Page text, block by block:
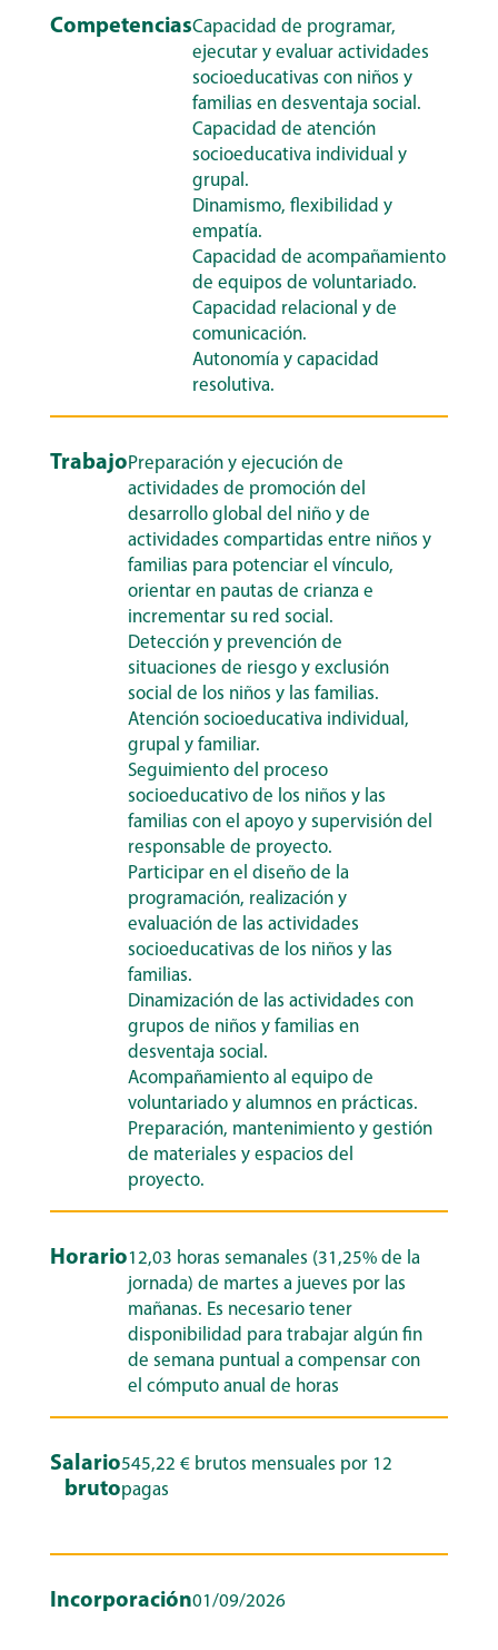
CompetenciasCapacidad de programar,
ejecutar y evaluar actividades
socioeducativas con niños y
familias en desventaja social.
Capacidad de atención
socioeducativa individual y
grupal.
Dinamismo, flexibilidad y
empatía.
Capacidad de acompañamiento
de equipos de voluntariado.
Capacidad relacional y de
comunicación.
Autonomía y capacidad
resolutiva.
TrabajoPreparación y ejecución de
actividades de promoción del
desarrollo global del niño y de
actividades compartidas entre niños y
familias para potenciar el vínculo,
orientar en pautas de crianza e
incrementar su red social.
Detección y prevención de
situaciones de riesgo y exclusión
social de los niños y las familias.
Atención socioeducativa individual,
grupal y familiar.
Seguimiento del proceso
socioeducativo de los niños y las
familias con el apoyo y supervisión del
responsable de proyecto.
Participar en el diseño de la
programación, realización y
evaluación de las actividades
socioeducativas de los niños y las
familias.
Dinamización de las actividades con
grupos de niños y familias en
desventaja social.
Acompañamiento al equipo de
voluntariado y alumnos en prácticas.
Preparación, mantenimiento y gestión
de materiales y espacios del
proyecto.
Horario12,03 horas semanales (31,25% de la
jornada) de martes a jueves por las
mañanas. Es necesario tener
disponibilidad para trabajar algún fin
de semana puntual a compensar con
el cómputo anual de horas
Salario
bruto
545,22 € brutos mensuales por 12
pagas
Incorporación01/09/2026